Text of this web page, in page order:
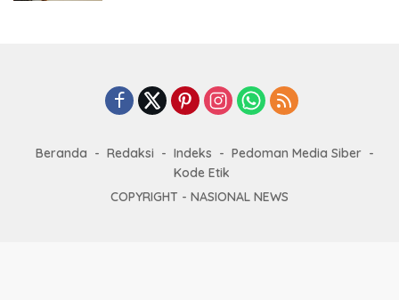
Beranda Redaksi Indeks
Pedoman Media Siber
Kode Etik
COPYRIGHT - NASIONAL NEWS